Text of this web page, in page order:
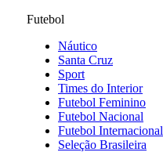
Futebol
Náutico
Santa Cruz
Sport
Times do Interior
Futebol Feminino
Futebol Nacional
Futebol Internacional
Seleção Brasileira